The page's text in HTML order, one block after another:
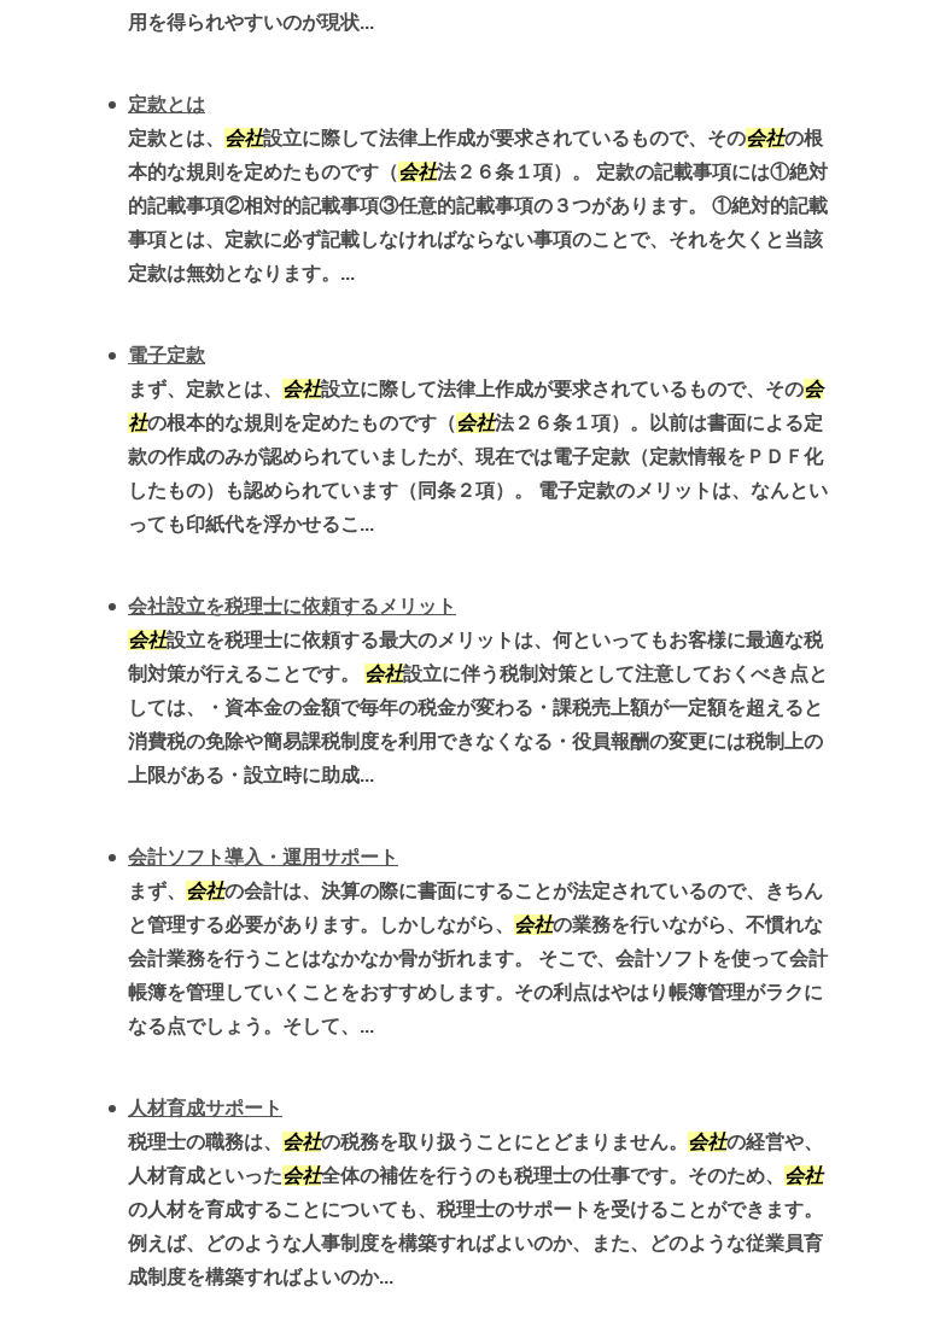
用を得られやすいのが現状...
定款とは
定款とは、 会社設立に際して法律上作成が要求されているもので、その会社の根
本的な規則を定めたものです（会社法２６条１項）。 定款の記載事項には①絶対
的記載事項②相対的記載事項③任意的記載事項の３つがあります。 ①絶対的記載
事項とは、定款に必ず記載しなければならない事項のことで、それを欠くと当該
定款は無効となります。...
電子定款
まず、定款とは、 会社設立に際して法律上作成が要求されているもので、その会
社の根本的な規則を定めたものです（会社法２６条１項）。以前は書面による定
款の作成のみが認められていましたが、現在では電子定款（定款情報をＰＤＦ化
したもの）も認められています（同条２項）。 電子定款のメリットは、なんとい
っても印紙代を浮かせるこ...
会社設立を税理士に依頼するメリット
会社設立を税理士に依頼する最大のメリットは、何といってもお客様に最適な税
制対策が行えることです。 会社設立に伴う税制対策として注意しておくべき点と
しては、・資本金の金額で毎年の税金が変わる・課税売上額が一定額を超えると
消費税の免除や簡易課税制度を利用できなくなる・役員報酬の変更には税制上の
上限がある・設立時に助成...
会計ソフト導入・運用サポート
まず、 会社の会計は、決算の際に書面にすることが法定されているので、きちん
と管理する必要があります。しかしながら、 会社の業務を行いながら、不慣れな
会計業務を行うことはなかなか骨が折れます。 そこで、会計ソフトを使って会計
帳簿を管理していくことをおすすめします。その利点はやはり帳簿管理がラクに
なる点でしょう。そして、...
人材育成サポート
税理士の職務は、 会社の税務を取り扱うことにとどまりません。 会社の経営や、
人材育成といった会社全体の補佐を行うのも税理士の仕事です。そのため、 会社
の人材を育成することについても、税理士のサポートを受けることができます。
例えば、どのような人事制度を構築すればよいのか、また、どのような従業員育
成制度を構築すればよいのか...